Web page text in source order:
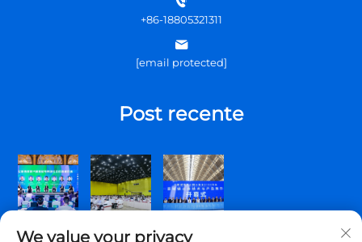
+86-18805321311
[email protected]
Post recente
We value your privacy